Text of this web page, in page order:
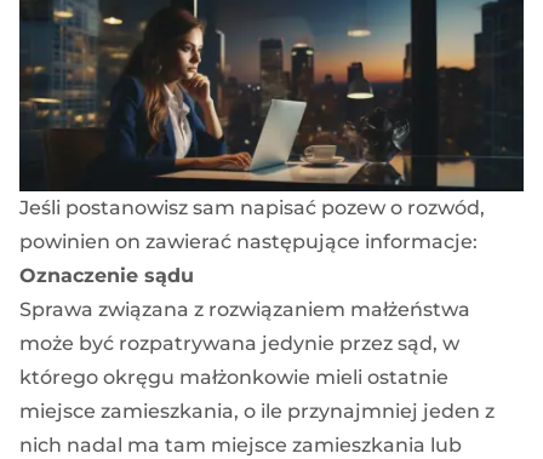
Jeśli postanowisz sam napisać pozew o rozwód,
powinien on zawierać następujące informacje:
Oznaczenie sądu
Sprawa związana z rozwiązaniem małżeństwa
może być rozpatrywana jedynie przez sąd, w
którego okręgu małżonkowie mieli ostatnie
miejsce zamieszkania, o ile przynajmniej jeden z
nich nadal ma tam miejsce zamieszkania lub